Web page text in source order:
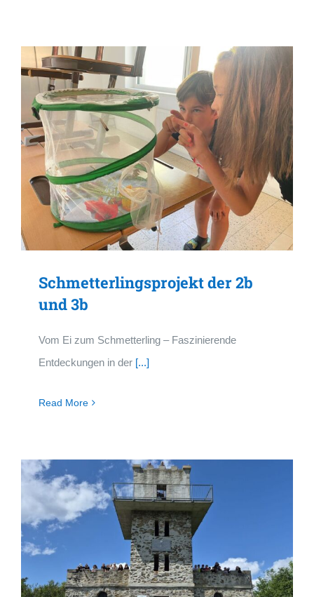
Schmetterlingsprojekt der 2b
und 3b
Vom Ei zum Schmetterling – Faszinierende
Entdeckungen in der [...]
Read More